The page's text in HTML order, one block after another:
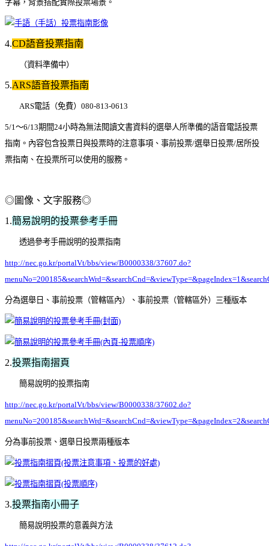
字幕，背景搭配實際投票場景。
4.CD語音投票指南
（資料準備中）
5.ARS語音投票指南
ARS電話（免費）080-813-0613
5/1 ～6/13期間24小時為無法閱讀文書資料的選舉人所準備的語音電話投票
指南。內容包含投票日與投票時的注意事項、事前投票/選舉日投票/居所投
票指南、在投票所可以使用的服務。
◎圖像、文字服務◎
1.簡易說明的投票參考手冊
透過參考手冊說明的投票指南
http://nec.go.kr/portalVt/bbs/view/B0000338/37607.do?
分為選舉日、事前投票（管轄區內）、事前投票（管轄區外）三種版本
2.投票指南摺頁
簡易說明的投票指南
http://nec.go.kr/portalVt/bbs/view/B0000338/37602.do?
分為事前投票、選舉日投票兩種版本
3.投票指南小冊子
簡易說明投票的意義與方法